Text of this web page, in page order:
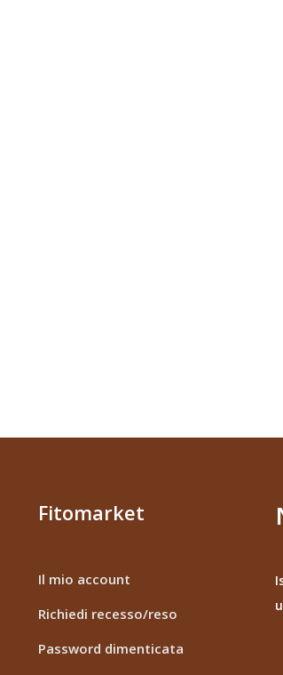
Fitomarket
Il mio account
Richiedi recesso/reso
Password dimenticata